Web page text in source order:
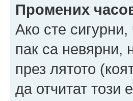
Промених
Ако сте
пак са невярни,
през лятото
да отчитат този